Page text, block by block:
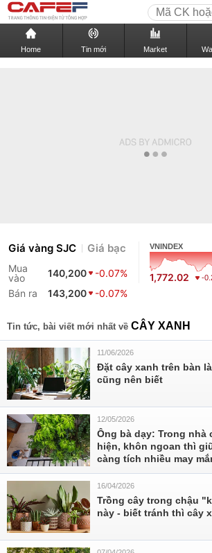
Home Tin mới Market
Giá vàng SJC Giá bạc
Mua
vào
140,200
-0.07%
Bán ra
143,200 -0.07%
VNINDEX
1,772.02 -
Tin tức, bài viết mới nhất về CÂY XANH
11/06/2026
Đặt cây xanh trên bàn
cũng nên biết
12/05/2026
Ông bà dạy: Trong nhà
hiện, khôn ngoan thì
càng tích nhiều may
16/04/2026
Trồng cây trong chậu
này - biết tránh thì cây